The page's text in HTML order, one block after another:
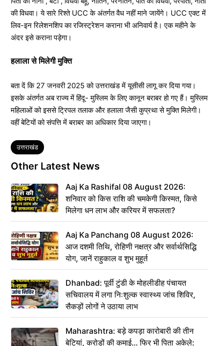
की विधवा। ये सारे रिश्ते UCC के अंतर्गत वैध नहीं माने जायेंगे। UCC एक्ट में
लिव-इन रिलेशनशिप का रजिस्ट्रेशन कराना भी अनिवार्य है। एक महीने के
अंदर इसे कराना पड़ेगा।
हलाला से मिलेगी मुक्ति
बता दें कि 27 जनवरी 2025 को उत्तराखंड में यूसीसी लागू कर दिया गया।
इसके अंतर्गत अब राज्य में हिंदू- मुस्लिम के लिए कानून बराबर हो गए हैं। मुस्लिम
महिलाओं को इससे ट्रिपल तलाक और हलाला जैसी कुप्रथा से मुक्ति मिलेगी।
वहीं बेटियों को संपत्ति में बराबर का अधिकार दिया जाएगा।
Tags
उत्तराखंड
Other Latest News
Aaj Ka Rashifal 08 August 2026:
शनिवार को किस राशि की चमकेगी किस्मत, किसे
मिलेगा धन लाभ और करियर में सफलता?
Aaj Ka Panchang 08 August 2026:
आज दशमी तिथि, रोहिणी नक्षत्र और सर्वार्थसिद्धि
योग, जानें राहुकाल व शुभ मुहूर्त
Dhanbad: पूर्वी टुंडी के मोहलीडीह पंचायत
सचिवालय में लगा निःशुल्क स्वास्थ्य जांच शिविर,
सैकड़ों लोगों ने उठाया लाभ
Maharashtra: बड़े कपड़ा कारोबारी की तीन
बेटियां, करोड़ों की कमाई… फिर भी पिता अकेले: